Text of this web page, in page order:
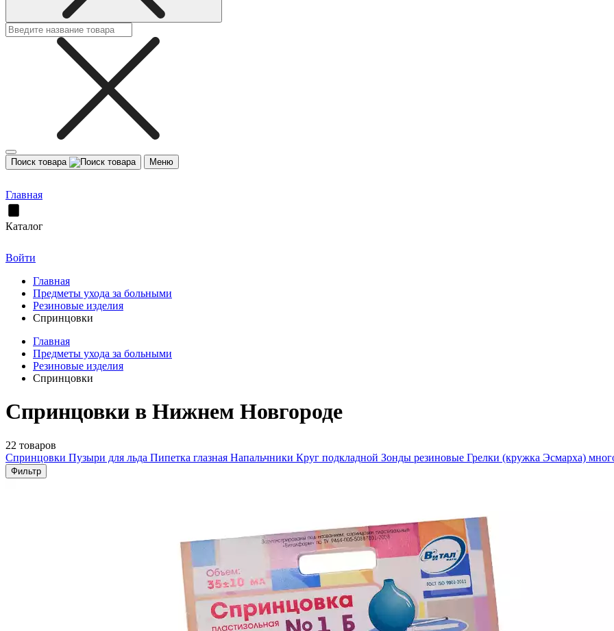
Поиск товара Меню
Главная
Каталог
Войти
Главная
Предметы ухода за больными
Резиновые изделия
Спринцовки
Главная
Предметы ухода за больными
Резиновые изделия
Спринцовки
Спринцовки в Нижнем Новгороде
22 товаров
Спринцовки Пузыри для льда Пипетка глазная Напальчники Круг подкладной Зонды резиновые Грелки (кружка Эсмарха)
Фильтр